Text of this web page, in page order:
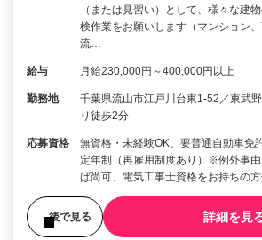
（または見習い）として、様々な建
検作業をお願いします（マンション
流…
給与 月給230,000円～400,000円以上
勤務地
千葉県流山市江戸川台東1-52／東武
り徒歩2分
応募資格
無資格・未経験OK、要普通自動車免
定年制（再雇用制度あり）※例外事
ば尚可、電気工事士資格をお持ちの
後で見る 詳細を見